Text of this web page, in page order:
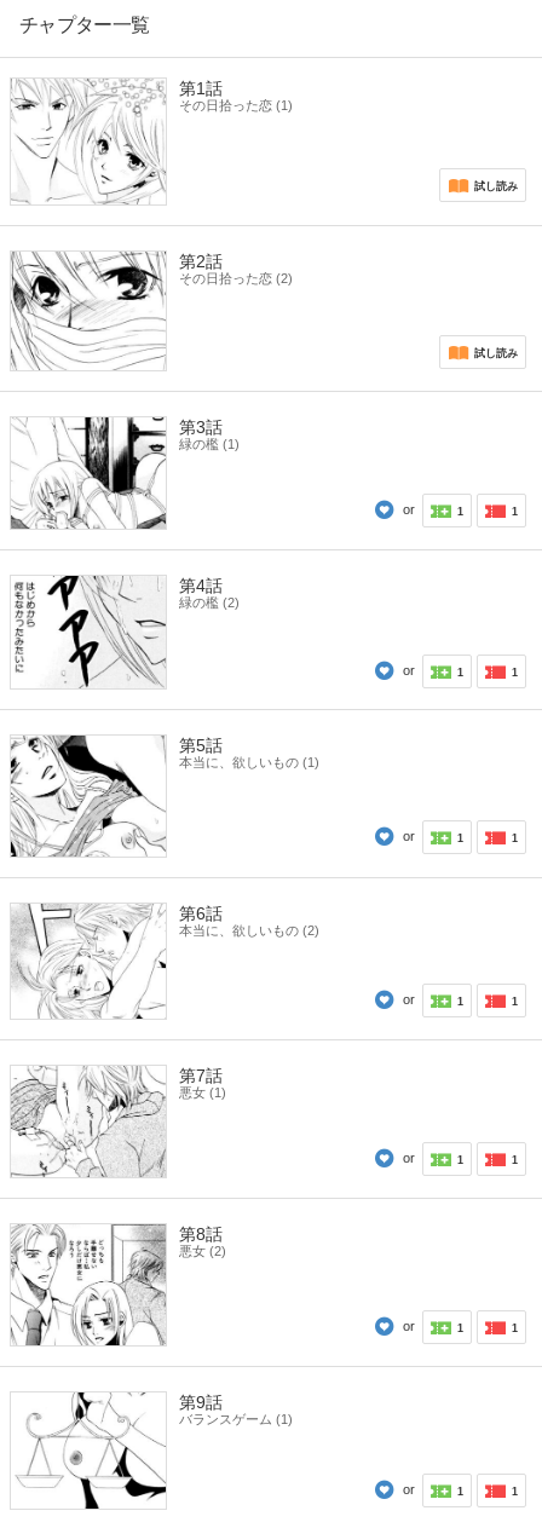
チャプター一覧
第1話
その日拾った恋 (1)
試し読み
第2話
その日拾った恋 (2)
試し読み
第3話
緑の檻 (1)
or 1 1
第4話
緑の檻 (2)
or 1 1
第5話
本当に、欲しいもの (1)
or 1 1
第6話
本当に、欲しいもの (2)
or 1 1
第7話
悪女 (1)
or 1 1
第8話
悪女 (2)
or 1 1
第9話
バランスゲーム (1)
or 1 1